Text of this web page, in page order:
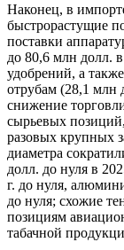
Наконец, в
быстрорастущие
поставки
до 80,6 млн долл.
удобрений, а
отрубам (28,1 млн
снижение
сырьевых
разовых крупных
диаметра
долл. до нуля в
г. до нуля,
до нуля; схожие
позициям
табачной